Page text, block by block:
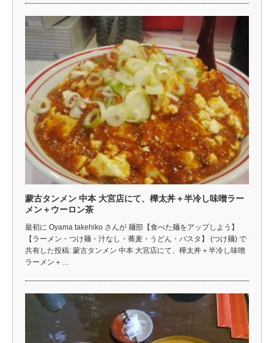
蒙古タンメン 中本 大宮店にて、樺太丼＋半冷し味噌ラー
メン＋ウーロン茶
最初に Oyama takehiko さんが 麺部【食べた麺をアップしよう】
【ラーメン・つけ麺・汁なし・蕎麦・うどん・パスタ】 (つけ麺) で
共有した投稿: 蒙古タンメン 中本 大宮店にて、樺太丼＋半冷し味噌
ラーメン＋…